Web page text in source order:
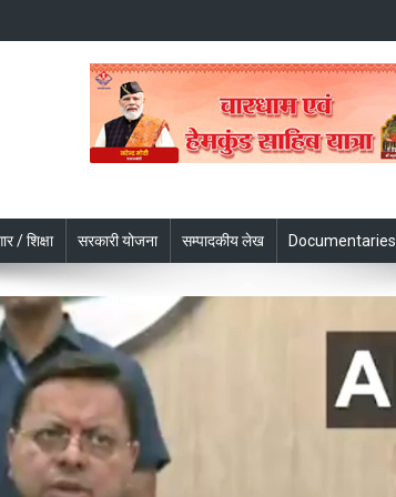
/ शिक्षा सरकारी योजना सम्पादकीय लेख Documentaries